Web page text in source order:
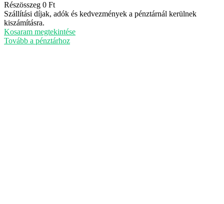
Termékek
a
kosárban
Részösszeg 0 Ft
Szállítási díjak, adók és kedvezmények a pénztárnál kerülnek
kiszámításra.
Kosaram megtekintése
Tovább a pénztárhoz